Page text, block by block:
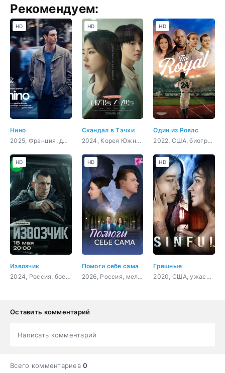
Рекомендуем:
Нино
2025, Франция, драма
HD
Скандал в Тэчхи
2024, Корея Южная, драма
HD
Один из Роялс
2022, США, биография, спорт
HD
Извозчик
2024, Россия, боевик, детектив, криминал
HD
Помоги себе сама
2026, Россия, мелодрама
HD
Грешные
2020, США, ужасы, триллер
HD
Оставить комментарий
Написать комментарий
Всего комментариев0